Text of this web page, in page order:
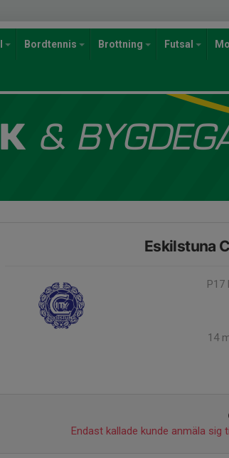
Bordtennis Brottning Futsal
Eskilstuna
P17
14
Endast kallade kunde anmäla sig